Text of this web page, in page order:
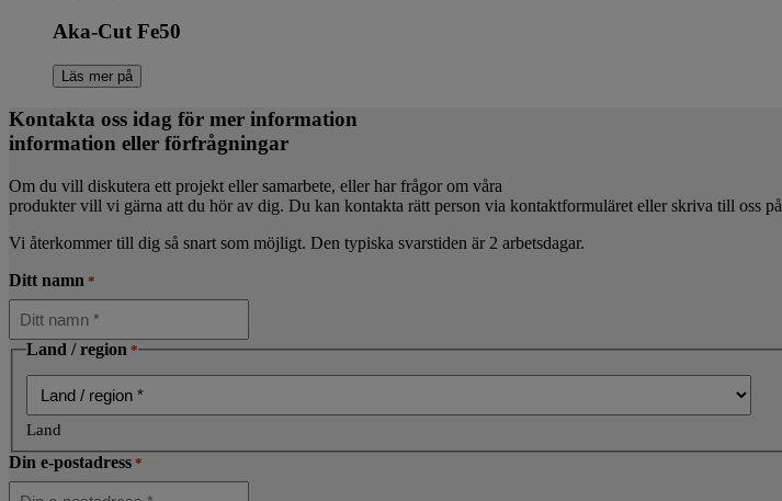
Aka-Cut Fe50
Läs mer på
Kontakta oss idag för mer information
information eller förfrågningar
Om du vill diskutera ett projekt eller samarbete, eller har frågor om våra
produkter vill vi gärna att du hör av dig. Du kan kontakta rätt person via kontaktformuläret eller skriva till oss på
Vi återkommer till dig så snart som möjligt. Den typiska svarstiden är 2 arbetsdagar.
Ditt namn *
Land / region *
Land
Din e-postadress *